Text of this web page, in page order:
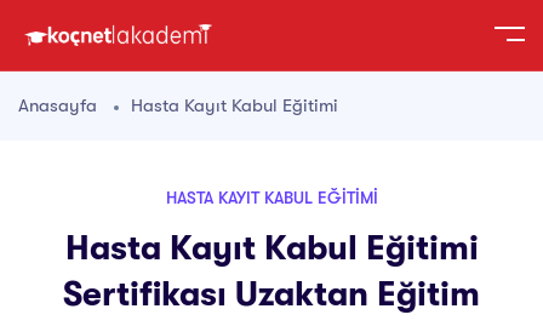
Anasayfa Hasta Kayıt Kabul Eğitimi
HASTA KAYIT KABUL EĞITIMI
Hasta Kayıt Kabul Eğitimi
Sertifikası Uzaktan Eğitim